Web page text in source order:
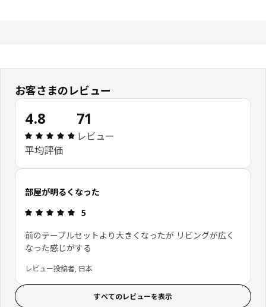
お客さまのレビュー
4.8
レビュー: 4.8 5 星の数 総レビュー: 71
平均評価
71
レビュー
部屋が明るくなった
レビュー: 5 5 星の数
5
前のテーブルセットより大きくなったが リビングが広く
なった感じがする
レビュー投稿者, 日本
すべてのレビューを表示